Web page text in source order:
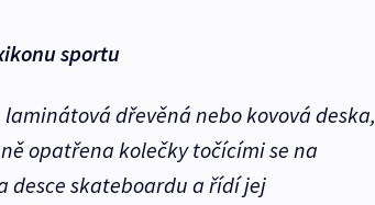
sportu
dřevěná nebo kovová deska,
opatřena kolečky točícími se na
desce skateboardu a řídí jej